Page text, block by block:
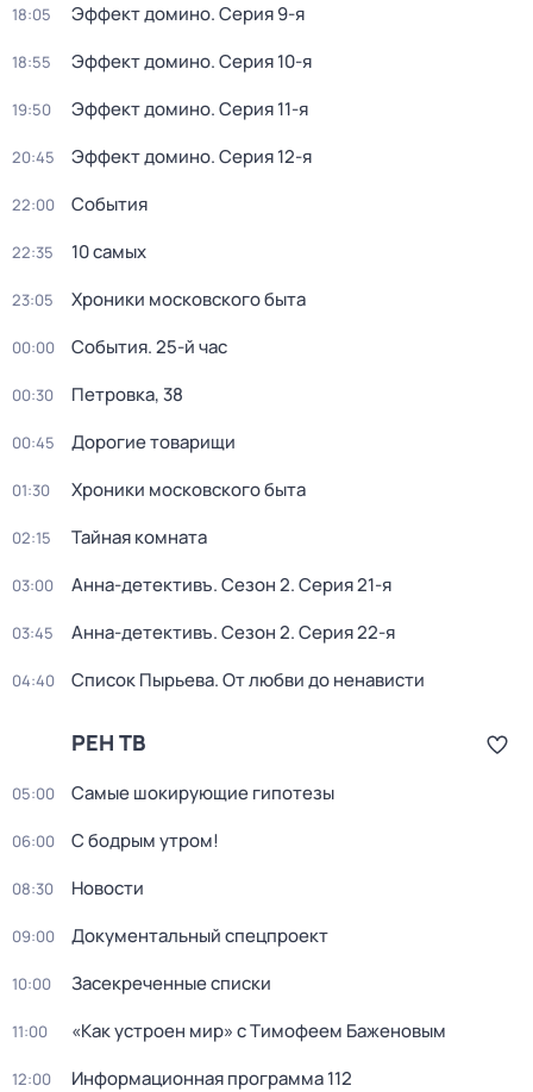
18:05 Эффект домино. Серия 9-я
18:55 Эффект домино. Серия 10-я
19:50 Эффект домино. Серия 11-я
20:45 Эффект домино. Серия 12-я
22:00 События
22:35 10 самых
23:05 Хроники московского быта
00:00 События. 25-й час
00:30 Петровка, 38
00:45 Дорогие товарищи
01:30 Хроники московского быта
02:15 Тайная комната
03:00 Анна-детективъ. Сезон 2. Серия 21-я
03:45 Анна-детективъ. Сезон 2. Серия 22-я
04:40 Список Пырьева. От любви до ненависти
РЕН ТВ
05:00 Самые шoкиpующие гипотезы
06:00 С бодрым утром!
08:30 Новости
09:00 Документальный спецпроект
10:00 Зacекрeченные cписки
11:00 «Как устроен мир» с Тимофеем Баженовым
12:00 Информационная программа 112